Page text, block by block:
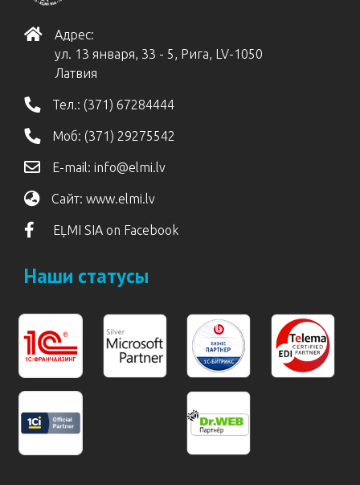
Адрес:
ул. 13 января, 33 - 5, Рига, LV-1050
Латвия
Тел.: (371) 67284444
Моб: (371) 29275542
E-mail: info@elmi.lv
Сайт: www.elmi.lv
EĻMI SIA on Facebook
Наши статусы